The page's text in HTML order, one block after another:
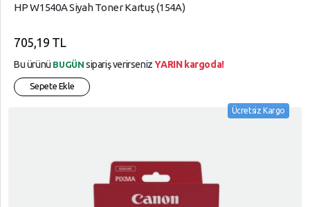
HP W1540A Siyah Toner Kartuş (154A)
705,19 TL
Bu ürünü BUGÜN sipariş verirsenizYARIN kargoda!
Sepete Ekle
Ücretsiz Kargo